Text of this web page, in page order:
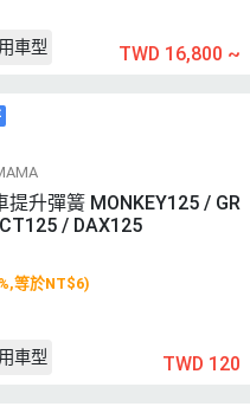
車型 TWD 16,800 ~
提升彈簧 MONKEY125 / GR
/ DAX125
等於NT$6)
車型 TWD 120